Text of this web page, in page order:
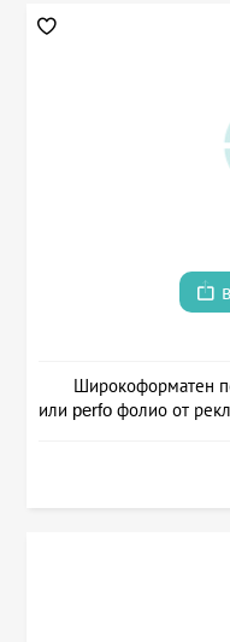
Широкоформатен
или perfo фолио от